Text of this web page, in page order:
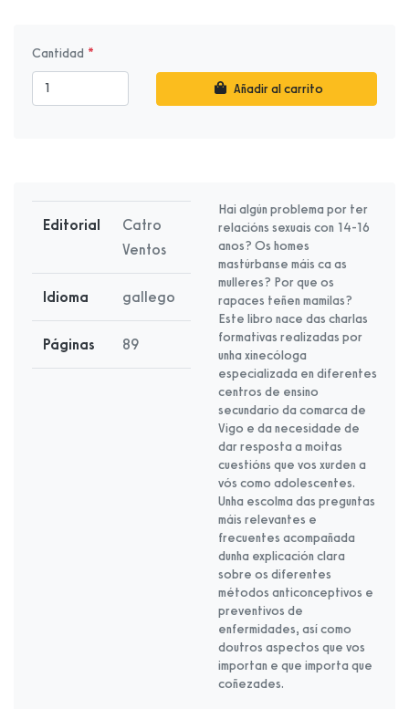
Cantidad
Añadir al carrito
Editorial
Catro
Ventos
Idioma gallego
Páginas 89
Hai algún problema por ter
relacións sexuais con 14-16
anos? Os homes
mastúrbanse máis ca as
mulleres? Por que os
rapaces teñen mamilas?
Este libro nace das charlas
formativas realizadas por
unha xinecóloga
especializada en diferentes
centros de ensino
secundario da comarca de
Vigo e da necesidade de
dar resposta a moitas
cuestións que vos xurden a
vós como adolescentes.
Unha escolma das preguntas
máis relevantes e
frecuentes acompañada
dunha explicación clara
sobre os diferentes
métodos anticonceptivos e
preventivos de
enfermidades, así como
doutros aspectos que vos
importan e que importa que
coñezades.